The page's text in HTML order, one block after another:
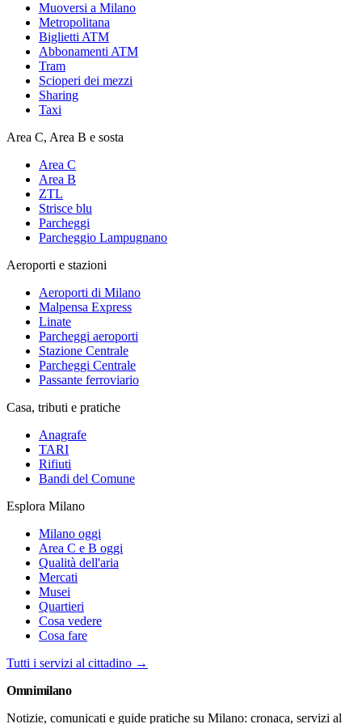
Muoversi a Milano
Metropolitana
Biglietti ATM
Abbonamenti ATM
Tram
Scioperi dei mezzi
Sharing
Taxi
Area C, Area B e sosta
Area C
Area B
ZTL
Strisce blu
Parcheggi
Parcheggio Lampugnano
Aeroporti e stazioni
Aeroporti di Milano
Malpensa Express
Linate
Parcheggi aeroporti
Stazione Centrale
Parcheggi Centrale
Passante ferroviario
Casa, tributi e pratiche
Anagrafe
TARI
Rifiuti
Bandi del Comune
Esplora Milano
Milano oggi
Area C e B oggi
Qualità dell'aria
Mercati
Musei
Quartieri
Cosa vedere
Cosa fare
Tutti i servizi al cittadino →
Omnimilano
Notizie, comunicati e guide pratiche su Milano: cronaca, servizi al